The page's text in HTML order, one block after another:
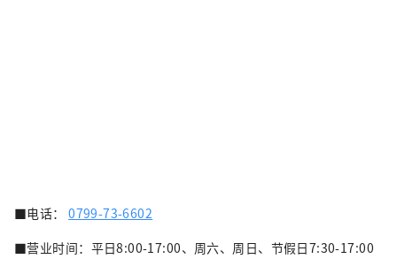
■电话：0799-73-6602
■营业时间：平日8:00-17:00、周六、周日、节假日7:30-17:00